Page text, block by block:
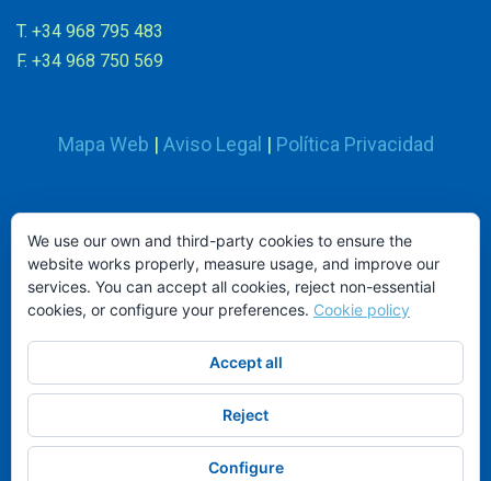
T. +34 968 795 483
F. +34 968 750 569
Mapa Web | Aviso Legal | Política Privacidad
Síguenos en:
ND MOBILIARIO Y EQUIPAMIENTO INTEGRAL, S.L.© 2026.
We use our own and third-party cookies to ensure the
website works properly, measure usage, and improve our
services. You can accept all cookies, reject non-essential
cookies, or configure your preferences. Cookie policy
Accept all
Reject
Configure